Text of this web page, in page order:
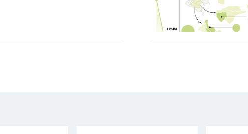
Fríjol bolón
Fríjol verde en vaina